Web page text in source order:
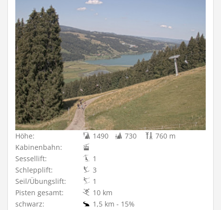
Höhe: 1490 730
760 m
Kabinenbahn:
Sessellift:
1
Schlepplift:
3
Seil/Übungslift:
1
Pisten gesamt:
10 km
schwarz:
1,5 km - 15%